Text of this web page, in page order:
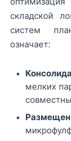
складской
систем
означает:
мелких